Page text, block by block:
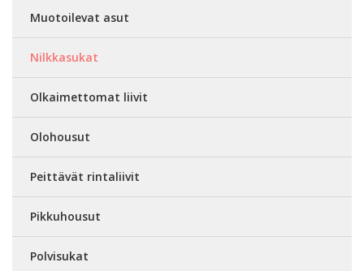
Muotoilevat asut
Nilkkasukat
Olkaimettomat liivit
Olohousut
Peittävät rintaliivit
Pikkuhousut
Polvisukat